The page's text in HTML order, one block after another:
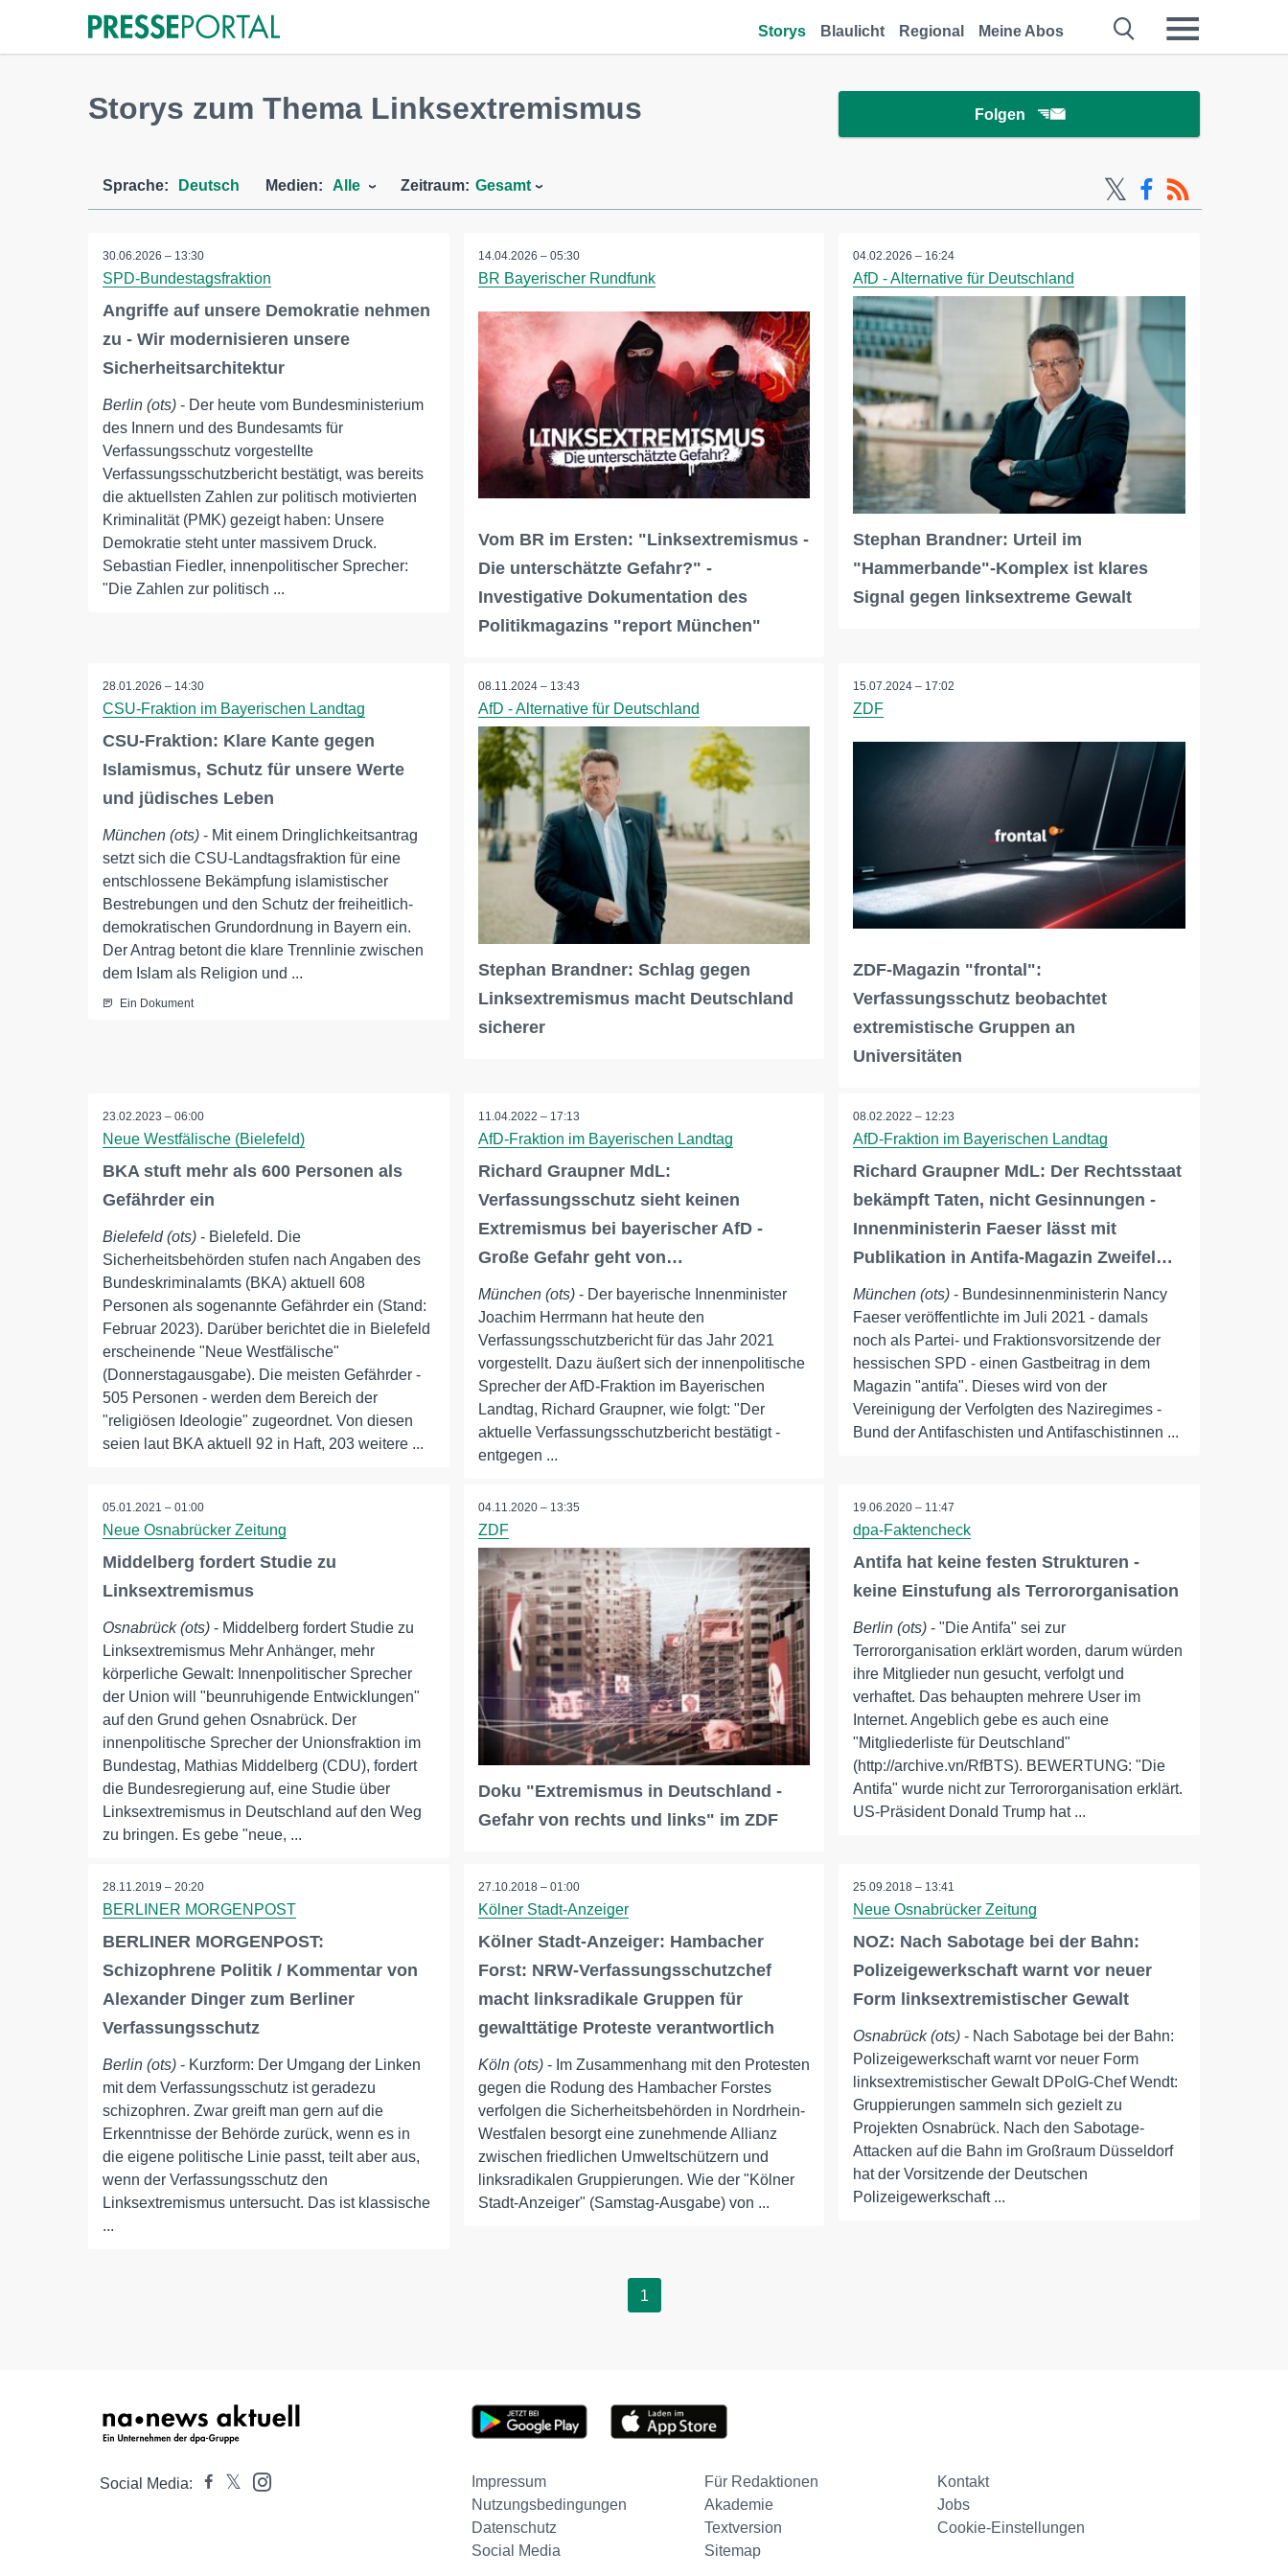
Storys Blaulicht Regional Meine Abos
Storys zum Thema Linksextremismus Folgen
Sprache: Deutsch Medien: Alle Zeitraum: Gesamt
30.06.2026 – 13:30
SPD-Bundestagsfraktion
Angriffe auf unsere Demokratie nehmen
zu - Wir modernisieren unsere
Sicherheitsarchitektur
Berlin (ots) - Der heute vom Bundesministerium
des Innern und des Bundesamts für
Verfassungsschutz vorgestellte
Verfassungsschutzbericht bestätigt, was bereits
die aktuellsten Zahlen zur politisch motivierten
Kriminalität (PMK) gezeigt haben: Unsere
Demokratie steht unter massivem Druck.
Sebastian Fiedler, innenpolitischer Sprecher:
"Die Zahlen zur politisch ...
14.04.2026 – 05:30
BR Bayerischer Rundfunk
Vom BR im Ersten: "Linksextremismus -
Die unterschätzte Gefahr?" -
Investigative Dokumentation des
Politikmagazins "report München"
04.02.2026 – 16:24
AfD - Alternative für Deutschland
Stephan Brandner: Urteil im
"Hammerbande"-Komplex ist klares
Signal gegen linksextreme Gewalt
28.01.2026 – 14:30
CSU-Fraktion im Bayerischen Landtag
CSU-Fraktion: Klare Kante gegen
Islamismus, Schutz für unsere Werte
und jüdisches Leben
München (ots) - Mit einem Dringlichkeitsantrag
setzt sich die CSU-Landtagsfraktion für eine
entschlossene Bekämpfung islamistischer
Bestrebungen und den Schutz der freiheitlich-
demokratischen Grundordnung in Bayern ein.
Der Antrag betont die klare Trennlinie zwischen
dem Islam als Religion und ...
Ein Dokument
08.11.2024 – 13:43
AfD - Alternative für Deutschland
Stephan Brandner: Schlag gegen
Linksextremismus macht Deutschland
sicherer
15.07.2024 – 17:02
ZDF
ZDF-Magazin "frontal":
Verfassungsschutz beobachtet
extremistische Gruppen an
Universitäten
23.02.2023 – 06:00
Neue Westfälische (Bielefeld)
BKA stuft mehr als 600 Personen als
Gefährder ein
Bielefeld (ots) - Bielefeld. Die
Sicherheitsbehörden stufen nach Angaben des
Bundeskriminalamts (BKA) aktuell 608
Personen als sogenannte Gefährder ein (Stand:
Februar 2023). Darüber berichtet die in Bielefeld
erscheinende "Neue Westfälische"
(Donnerstagausgabe). Die meisten Gefährder -
505 Personen - werden dem Bereich der
"religiösen Ideologie" zugeordnet. Von diesen
seien laut BKA aktuell 92 in Haft, 203 weitere ...
11.04.2022 – 17:13
AfD-Fraktion im Bayerischen Landtag
Richard Graupner MdL:
Verfassungsschutz sieht keinen
Extremismus bei bayerischer AfD -
Große Gefahr geht von…
München (ots)- Der bayerische Innenminister
Joachim Herrmann hat heute den
Verfassungsschutzbericht für das Jahr 2021
vorgestellt. Dazu äußert sich der innenpolitische
Sprecher der AfD-Fraktion im Bayerischen
Landtag, Richard Graupner, wie folgt: "Der
aktuelle Verfassungsschutzbericht bestätigt -
entgegen ...
08.02.2022 – 12:23
AfD-Fraktion im Bayerischen Landtag
Richard Graupner MdL: Der Rechtsstaat
bekämpft Taten, nicht Gesinnungen -
Innenministerin Faeser lässt mit
Publikation in Antifa-Magazin Zweifel…
München (ots) - Bundesinnenministerin Nancy
Faeser veröffentlichte im Juli 2021 - damals
noch als Partei- und Fraktionsvorsitzende der
hessischen SPD - einen Gastbeitrag in dem
Magazin "antifa". Dieses wird von der
Vereinigung der Verfolgten des Naziregimes -
Bund der Antifaschisten und Antifaschistinnen ...
05.01.2021 – 01:00
Neue Osnabrücker Zeitung
Middelberg fordert Studie zu
Linksextremismus
Osnabrück (ots) - Middelberg fordert Studie zu
Linksextremismus Mehr Anhänger, mehr
körperliche Gewalt: Innenpolitischer Sprecher
der Union will "beunruhigende Entwicklungen"
auf den Grund gehen Osnabrück. Der
innenpolitische Sprecher der Unionsfraktion im
Bundestag, Mathias Middelberg (CDU), fordert
die Bundesregierung auf, eine Studie über
Linksextremismus in Deutschland auf den Weg
zu bringen. Es gebe "neue, ...
04.11.2020 – 13:35
ZDF
Doku "Extremismus in Deutschland -
Gefahr von rechts und links" im ZDF
19.06.2020 – 11:47
dpa-Faktencheck
Antifa hat keine festen Strukturen -
keine Einstufung als Terrororganisation
Berlin (ots) - "Die Antifa" sei zur
Terrororganisation erklärt worden, darum würden
ihre Mitglieder nun gesucht, verfolgt und
verhaftet. Das behaupten mehrere User im
Internet. Angeblich gebe es auch eine
"Mitgliederliste für Deutschland"
(http://archive.vn/RfBTS). BEWERTUNG: "Die
Antifa" wurde nicht zur Terrororganisation erklärt.
US-Präsident Donald Trump hat ...
28.11.2019 – 20:20
BERLINER MORGENPOST
BERLINER MORGENPOST:
Schizophrene Politik / Kommentar von
Alexander Dinger zum Berliner
Verfassungsschutz
Berlin (ots) - Kurzform: Der Umgang der Linken
mit dem Verfassungsschutz ist geradezu
schizophren. Zwar greift man gern auf die
Erkenntnisse der Behörde zurück, wenn es in
die eigene politische Linie passt, teilt aber aus,
wenn der Verfassungsschutz den
Linksextremismus untersucht. Das ist klassische
...
27.10.2018 – 01:00
Kölner Stadt-Anzeiger
Kölner Stadt-Anzeiger: Hambacher
Forst: NRW-Verfassungsschutzchef
macht linksradikale Gruppen für
gewalttätige Proteste verantwortlich
Köln (ots)- Im Zusammenhang mit den Protesten
gegen die Rodung des Hambacher Forstes
verfolgen die Sicherheitsbehörden in Nordrhein-
Westfalen besorgt eine zunehmende Allianz
zwischen friedlichen Umweltschützern und
linksradikalen Gruppierungen. Wie der "Kölner
Stadt-Anzeiger" (Samstag-Ausgabe) von ...
25.09.2018 – 13:41
Neue Osnabrücker Zeitung
NOZ: Nach Sabotage bei der Bahn:
Polizeigewerkschaft warnt vor neuer
Form linksextremistischer Gewalt
Osnabrück (ots) - Nach Sabotage bei der Bahn:
Polizeigewerkschaft warnt vor neuer Form
linksextremistischer Gewalt DPolG-Chef Wendt:
Gruppierungen sammeln sich gezielt zu
Projekten Osnabrück. Nach den Sabotage-
Attacken auf die Bahn im Großraum Düsseldorf
hat der Vorsitzende der Deutschen
Polizeigewerkschaft ...
1
Social Media: Impressum Für Redaktionen
Kontakt
Nutzungsbedingungen
Akademie
Jobs
Datenschutz
Textversion
Cookie-Einstellungen
Social Media
Sitemap